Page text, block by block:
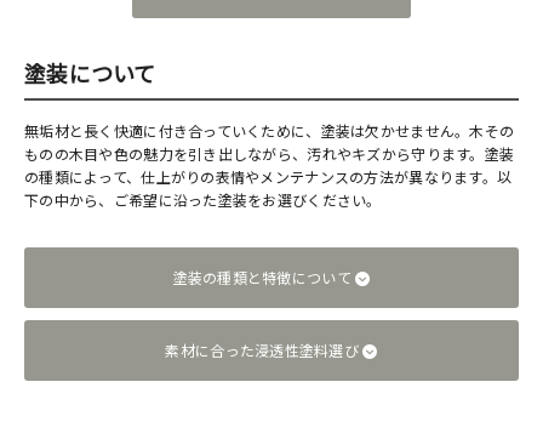
塗装について
無垢材と長く快適に付き合っていくために、塗装は欠かせません。木その
ものの木目や色の魅力を引き出しながら、汚れやキズから守ります。塗装
の種類によって、仕上がりの表情やメンテナンスの方法が異なります。以
下の中から、ご希望に沿った塗装をお選びください。
塗装の種類と特徴について
素材に合った浸透性塗料選び